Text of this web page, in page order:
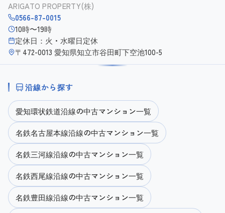
ARIGATO PROPERTY(株)
0566-87-0015
10時〜19時
定休日：火・水曜日定休
〒472-0013 愛知県知立市谷田町下空池100-5
沿線から探す
愛知環状鉄道沿線の中古マンション一覧
名鉄名古屋本線沿線の中古マンション一覧
名鉄三河線沿線の中古マンション一覧
名鉄西尾線沿線の中古マンション一覧
名鉄豊田線沿線の中古マンション一覧